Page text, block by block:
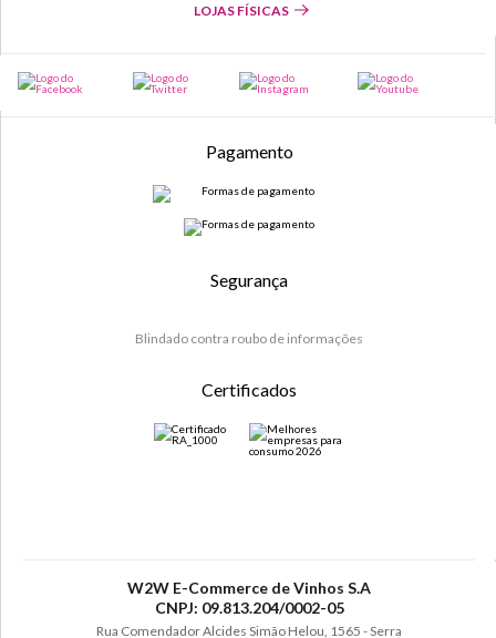
LOJAS FÍSICAS
Pagamento
Segurança
Blindado contra roubo de informações
Certificados
W2W E-Commerce de Vinhos S.A
CNPJ: 09.813.204/0002-05
Rua Comendador Alcides Simão Helou, 1565 - Serra